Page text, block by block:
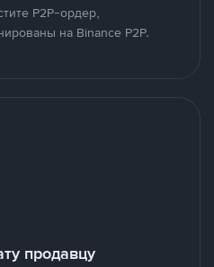
P2P-ордер,
на Binance P2P.
продавцу